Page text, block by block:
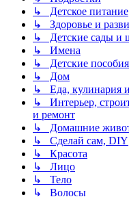
↳ Детское питание
↳ Здоровье и
↳ Детские сады и
↳ Имена
↳ Детские пособия
↳ Дом
↳ Еда, кулинария
↳ Интерьер,
и ремонт
↳ Домашние
↳ Сделай сам, DIY
↳ Красота
↳ Лицо
↳ Тело
↳ Волосы